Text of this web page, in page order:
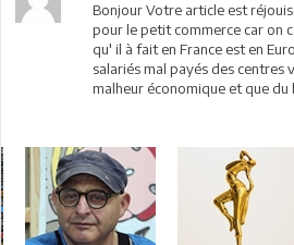
Bonjour Votre article est
pour le petit commerce car on
qu' il à fait en France est en
salariés mal payés des centres
malheur économique et que